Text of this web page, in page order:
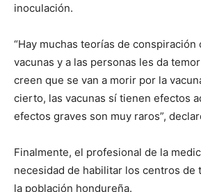
inoculación.
“Hay muchas teorías de conspiración
vacunas y a las personas les da
creen que se van a morir por la
cierto, las vacunas sí tienen efectos
efectos graves son muy raros”,
Finalmente, el profesional de la
necesidad de habilitar los centros de
la población hondureña.